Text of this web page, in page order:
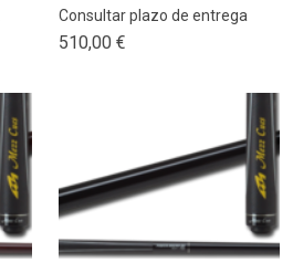
Consultar plazo de entrega
510,00 €